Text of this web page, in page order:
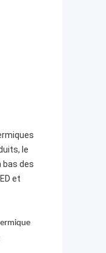
le
bas des
et